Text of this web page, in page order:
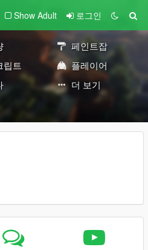
Show Adult 로그인
페인트잡
립트
플레이어
더 보기